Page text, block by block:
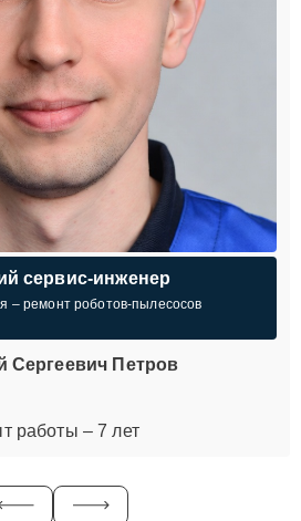
сервис-инженер
– ремонт роботов-пылесосов
Сергеевич Петров
работы – 7 лет